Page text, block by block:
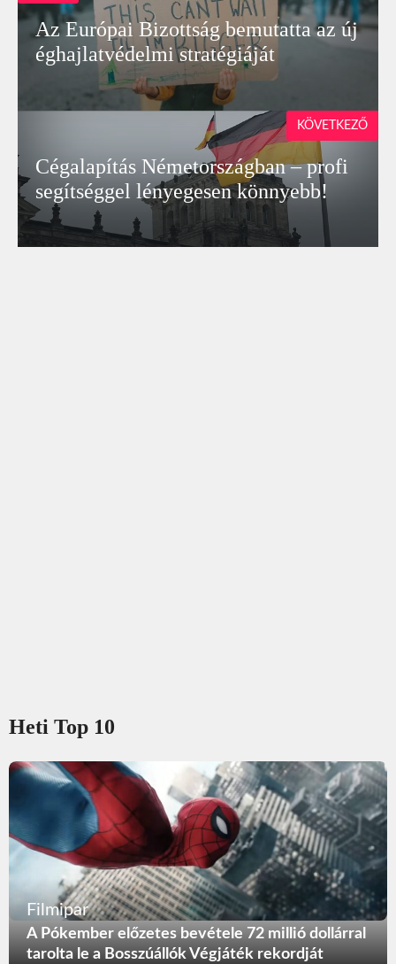
Az Európai Bizottság bemutatta az új
éghajlatvédelmi stratégiáját
Cégalapítás Németországban – profi
segítséggel lényegesen könnyebb!
KÖVETKEZŐ
Heti Top 10
Filmipar
A Pókember előzetes bevétele 72 millió dollárral
tarolta le a Bosszúállók Végjáték rekordját